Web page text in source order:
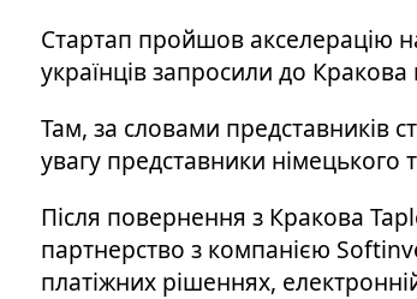
Стартап пройшов акселерацію
українців запросили до
Там, за словами представників
увагу представники
Після повернення з Кракова
партнерство з компанією
платіжних рішеннях,